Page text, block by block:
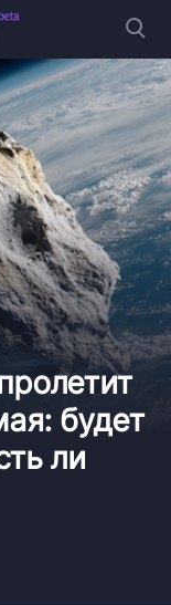
будет
ли